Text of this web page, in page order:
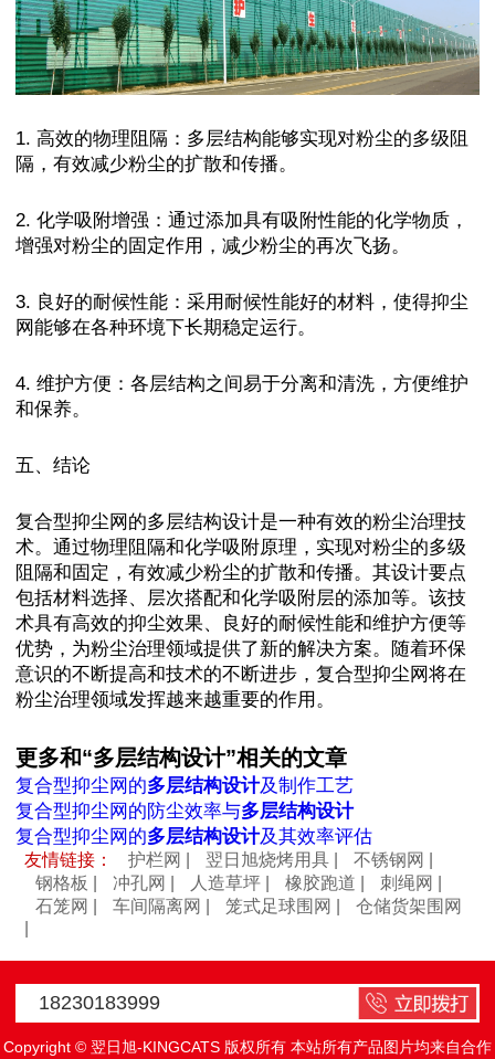
1. 高效的物理阻隔：多层结构能够实现对粉尘的多级阻
隔，有效减少粉尘的扩散和传播。
2. 化学吸附增强：通过添加具有吸附性能的化学物质，
增强对粉尘的固定作用，减少粉尘的再次飞扬。
3. 良好的耐候性能：采用耐候性能好的材料，使得抑尘
网能够在各种环境下长期稳定运行。
4. 维护方便：各层结构之间易于分离和清洗，方便维护
和保养。
五、结论
复合型抑尘网的多层结构设计是一种有效的粉尘治理技
术。通过物理阻隔和化学吸附原理，实现对粉尘的多级
阻隔和固定，有效减少粉尘的扩散和传播。其设计要点
包括材料选择、层次搭配和化学吸附层的添加等。该技
术具有高效的抑尘效果、良好的耐候性能和维护方便等
优势，为粉尘治理领域提供了新的解决方案。随着环保
意识的不断提高和技术的不断进步，复合型抑尘网将在
粉尘治理领域发挥越来越重要的作用。
更多和“多层结构设计”相关的文章
复合型抑尘网的多层结构设计及制作工艺
复合型抑尘网的防尘效率与多层结构设计
复合型抑尘网的多层结构设计及其效率评估
友情链接： 护栏网 翌日旭烧烤用具 不锈钢网
钢格板
冲孔网 人造草坪 橡胶跑道 刺绳网
石笼网
车间隔离网 笼式足球围网
仓储货架围网
18230183999
Copyright © 翌日旭-KINGCATS 版权所有 本站所有产品图片均来自合作